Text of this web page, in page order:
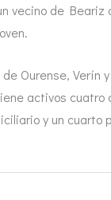
vecino de Beariz
Ourense, Verín
activos cuatro
y un cuarto